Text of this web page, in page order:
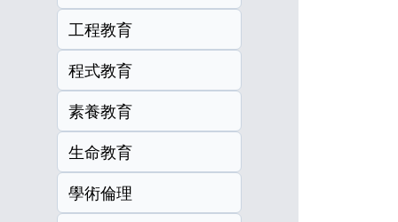
工程教育
程式教育
素養教育
生命教育
學術倫理